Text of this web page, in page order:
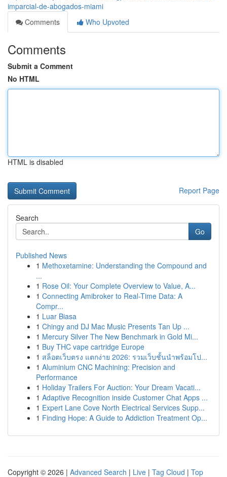
imparcial-de-abogados-miami
Comments
Who Upvoted
Comments
Submit a Comment
No HTML
HTML is disabled
Report Page
Search
Go
Published News
1 Methoxetamine: Understanding the Compound and
...
1 Rose Oil: Your Complete Overview to Value, A...
1 Connecting Amibroker to Real-Time Data: A
Compr...
1 Luar Biasa
1 Chingy and DJ Mac Music Presents Tan Up ...
1 Mercury Silver The New Benchmark in Gold Mi...
1 Buy THC vape cartridge Europe
1 สล็อตเว็บตรง แตกง่าย 2026: รวมเว็บชั้นนำพร้อมโป...
1 Aluminium CNC Machining: Precision and
Performance
1 Holiday Trailers For Auction: Your Dream Vacati...
1 Adaptive Recognition inside Customer Chat Apps ...
1 Expert Lane Cove North Electrical Services Supp...
1 Finding Hope: A Guide to Addiction Treatment Op...
Copyright © 2026 | Advanced Search | Live | Tag Cloud | Top